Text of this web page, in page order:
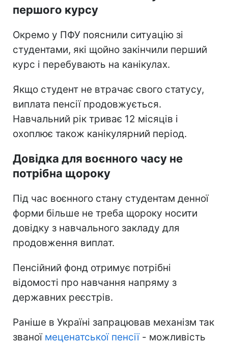
першого курсу
Окремо у ПФУ пояснили ситуацію зі
студентами, які щойно закінчили перший
курс і перебувають на канікулах.
Якщо студент не втрачає свого статусу,
виплата пенсії продовжується.
Навчальний рік триває 12 місяців і
охоплює також канікулярний період.
Довідка для воєнного часу не
потрібна щороку
Під час воєнного стану студентам денної
форми більше не треба щороку носити
довідку з навчального закладу для
продовження виплат.
Пенсійний фонд отримує потрібні
відомості про навчання напряму з
державних реєстрів.
Раніше в Україні запрацював механізм так
званої меценатської пенсії- можливість